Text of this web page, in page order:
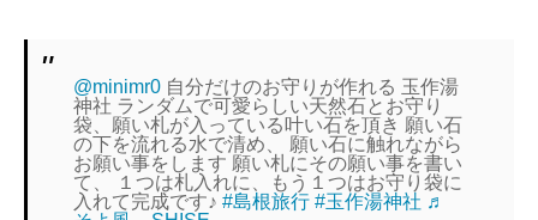
@minimr0 自分だけのお守りが作れる 玉作湯
神社 ランダムで可愛らしい天然石とお守り
袋、願い札が入っている叶い石を頂き 願い石
の下を流れる水で清め、 願い石に触れながら
お願い事をします 願い札にその願い事を書い
て、 １つは札入れに、もう１つはお守り袋に
入れて完成です♪#島根旅行 #玉作湯神社 ♬